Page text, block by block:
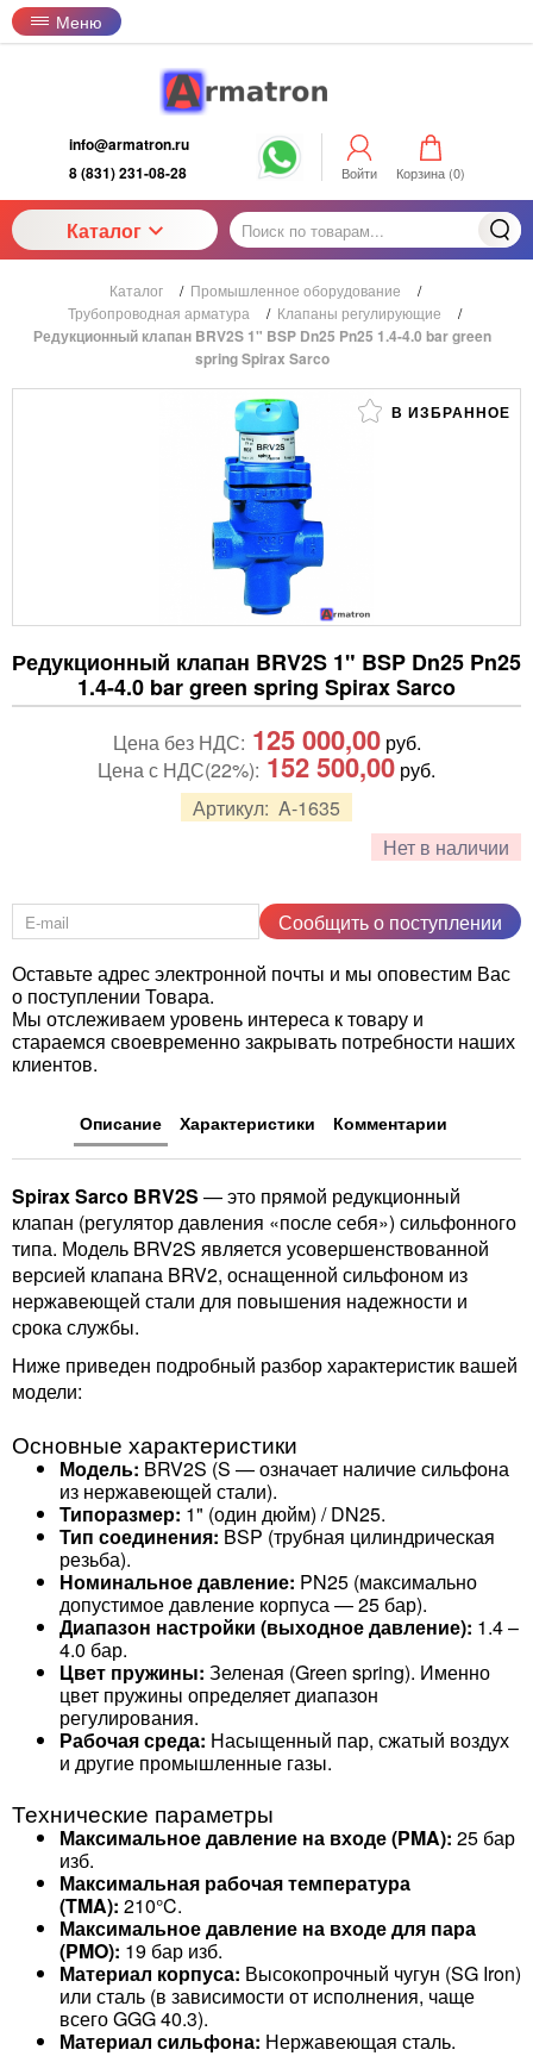
Меню
info@armatron.ru
8 (831) 231-08-28
Войти Корзина (0)
Каталог
Каталог / Промышленное оборудование
/
Трубопроводная арматура
/ Клапаны регулирующие /
Редукционный клапан BRV2S 1" BSP Dn25 Pn25 1.4-4.0 bar green
spring Spirax Sarco
В ИЗБРАННОЕ
Редукционный клапан BRV2S 1" BSP Dn25 Pn25
1.4-4.0 bar green spring Spirax Sarco
Артикул: A-1635
Нет в наличии
Цена без НДС: 125 000,00руб.
Цена с НДС(22%): 152 500,00 руб.
Сообщить о поступлении
Оставьте адрес электронной почты и мы оповестим Вас
о поступлении Товара.
Мы отслеживаем уровень интереса к товару и
стараемся своевременно закрывать потребности наших
клиентов.
Описание Характеристики Комментарии
Spirax Sarco BRV2S — это прямой редукционный
клапан (регулятор давления «после себя») сильфонного
типа. Модель BRV2S является усовершенствованной
версией клапана BRV2, оснащенной сильфоном из
нержавеющей стали для повышения надежности и
срока службы.
Ниже приведен подробный разбор характеристик вашей
модели:
Основные характеристики
Модель: BRV2S (S — означает наличие сильфона
из нержавеющей стали).
Типоразмер: 1" (один дюйм) / DN25.
Тип соединения: BSP (трубная цилиндрическая
резьба).
Номинальное давление: PN25 (максимально
допустимое давление корпуса — 25 бар).
Диапазон настройки (выходное давление): 1.4 –
4.0 бар.
Цвет пружины: Зеленая (Green spring). Именно
цвет пружины определяет диапазон
регулирования.
Рабочая среда: Насыщенный пар, сжатый воздух
и другие промышленные газы.
Технические параметры
Максимальное давление на входе (PMA): 25 бар
изб.
Максимальная рабочая температура
(TMA): 210°C.
Максимальное давление на входе для пара
(PMO): 19 бар изб.
Материал корпуса: Высокопрочный чугун (SG Iron)
или сталь (в зависимости от исполнения, чаще
всего GGG 40.3).
Материал сильфона: Нержавеющая сталь.